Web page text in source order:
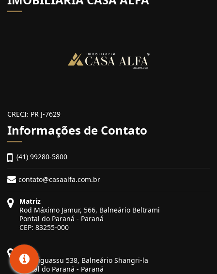
CRECI: PR J-7629
Informações de Contato
(41) 99280-5800
contato@casaalfa.com.br
Matriz
Rod Máximo Jamur, 566, Balneário Beltrami
Pontal do Paraná - Paraná
CEP: 83255-000
Filial
Rua Biguassu 538, Balneário Shangri-la
Pontal do Paraná - Paraná